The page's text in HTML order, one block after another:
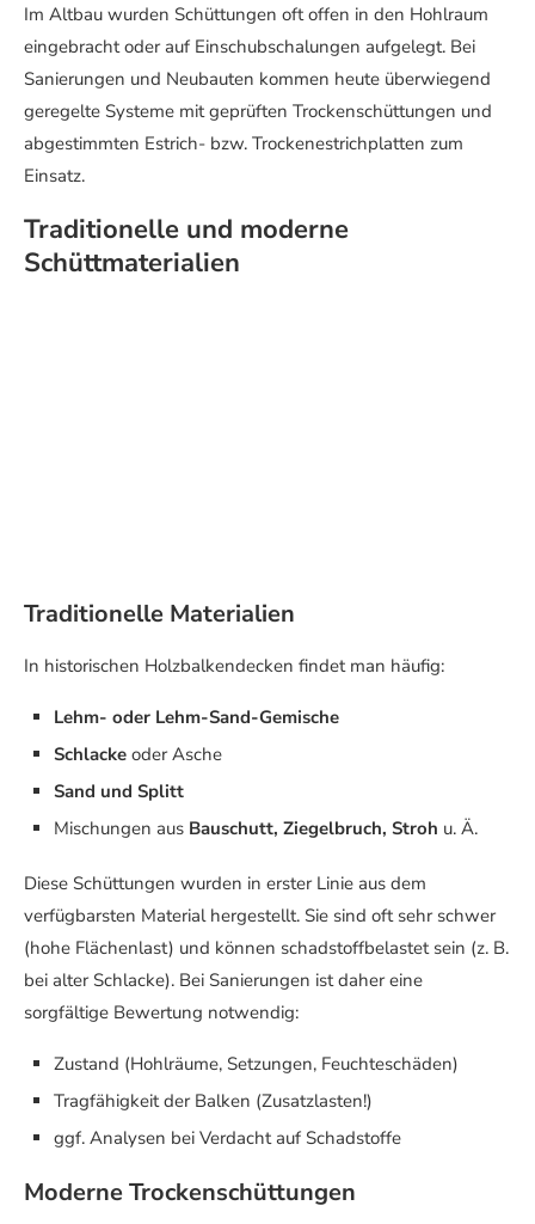
Im Altbau wurden Schüttungen oft offen in den Hohlraum
eingebracht oder auf Einschubschalungen aufgelegt. Bei
Sanierungen und Neubauten kommen heute überwiegend
geregelte Systeme mit geprüften Trockenschüttungen und
abgestimmten Estrich- bzw. Trockenestrichplatten zum
Einsatz.
Traditionelle und moderne
Schüttmaterialien
Traditionelle Materialien
In historischen Holzbalkendecken findet man häufig:
Lehm- oder Lehm-Sand-Gemische
Schlacke oder Asche
Sand und Splitt
Mischungen aus Bauschutt, Ziegelbruch, Stroh u. Ä.
Diese Schüttungen wurden in erster Linie aus dem
verfügbarsten Material hergestellt. Sie sind oft sehr schwer
(hohe Flächenlast) und können schadstoffbelastet sein (z. B.
bei alter Schlacke). Bei Sanierungen ist daher eine
sorgfältige Bewertung notwendig:
Zustand (Hohlräume, Setzungen, Feuchteschäden)
Tragfähigkeit der Balken (Zusatzlasten!)
ggf. Analysen bei Verdacht auf Schadstoffe
Moderne Trockenschüttungen